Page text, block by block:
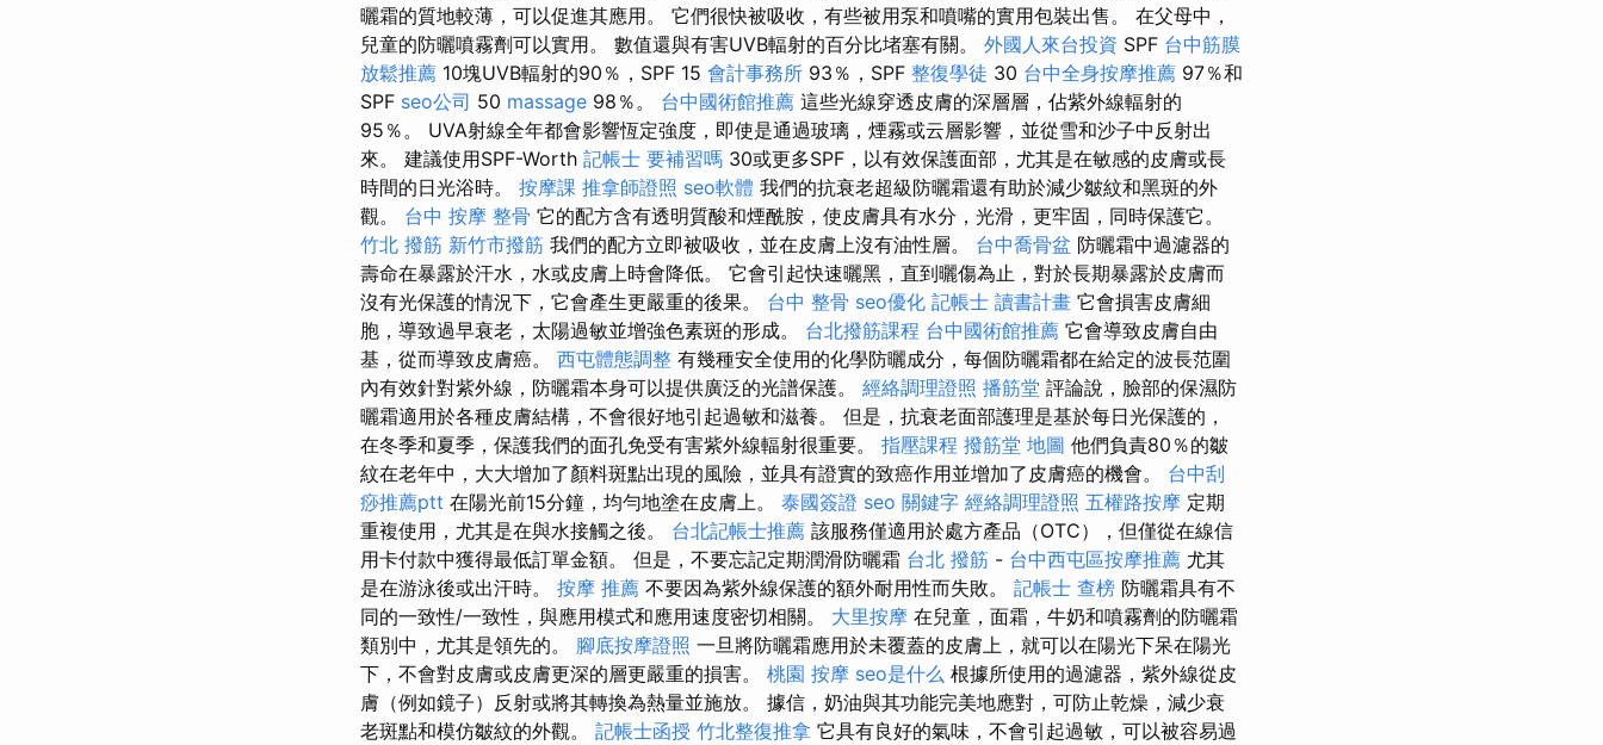
曬霜的質地較薄，可以促進其應用。 它們很快被吸收，有些被用泵和噴嘴的實用包裝出售。 在父母中，
兒童的防曬噴霧劑可以實用。 數值還與有害UVB輻射的百分比堵塞有關。 外國人來台投資 SPF 台中筋膜
放鬆推薦 10塊UVB輻射的90％，SPF 15 會計事務所 93％，SPF 整復學徒 30 台中全身按摩推薦 97％和
SPF seo公司 50 massage 98％。 台中國術館推薦 這些光線穿透皮膚的深層層，佔紫外線輻射的
95％。 UVA射線全年都會影響恆定強度，即使是通過玻璃，煙霧或云層影響，並從雪和沙子中反射出
來。 建議使用SPF-Worth 記帳士 要補習嗎 30或更多SPF，以有效保護面部，尤其是在敏感的皮膚或長
時間的日光浴時。 按摩課 推拿師證照 seo軟體 我們的抗衰老超級防曬霜還有助於減少皺紋和黑斑的外
觀。 台中 按摩 整骨 它的配方含有透明質酸和煙酰胺，使皮膚具有水分，光滑，更牢固，同時保護它。
竹北 撥筋 新竹市撥筋 我們的配方立即被吸收，並在皮膚上沒有油性層。 台中喬骨盆 防曬霜中過濾器的
壽命在暴露於汗水，水或皮膚上時會降低。 它會引起快速曬黑，直到曬傷為止，對於長期暴露於皮膚而
沒有光保護的情況下，它會產生更嚴重的後果。 台中 整骨 seo優化 記帳士 讀書計畫 它會損害皮膚細
胞，導致過早衰老，太陽過敏並增強色素斑的形成。 台北撥筋課程 台中國術館推薦 它會導致皮膚自由
基，從而導致皮膚癌。 西屯體態調整 有幾種安全使用的化學防曬成分，每個防曬霜都在給定的波長范圍
內有效針對紫外線，防曬霜本身可以提供廣泛的光譜保護。 經絡調理證照 播筋堂 評論說，臉部的保濕防
曬霜適用於各種皮膚結構，不會很好地引起過敏和滋養。 但是，抗衰老面部護理是基於每日光保護的，
在冬季和夏季，保護我們的面孔免受有害紫外線輻射很重要。 指壓課程 撥筋堂 地圖 他們負責80％的皺
紋在老年中，大大增加了顏料斑點出現的風險，並具有證實的致癌作用並增加了皮膚癌的機會。 台中刮
痧推薦ptt 在陽光前15分鐘，均勻地塗在皮膚上。 泰國簽證 seo 關鍵字 經絡調理證照 五權路按摩 定期
重複使用，尤其是在與水接觸之後。 台北記帳士推薦 該服務僅適用於處方產品（OTC），但僅從在線信
用卡付款中獲得最低訂單金額。 但是，不要忘記定期潤滑防曬霜 台北 撥筋 - 台中西屯區按摩推薦 尤其
是在游泳後或出汗時。 按摩 推薦 不要因為紫外線保護的額外耐用性而失敗。 記帳士 查榜 防曬霜具有不
同的一致性/一致性，與應用模式和應用速度密切相關。 大里按摩 在兒童，面霜，牛奶和噴霧劑的防曬霜
類別中，尤其是領先的。 腳底按摩證照 一旦將防曬霜應用於未覆蓋的皮膚上，就可以在陽光下呆在陽光
下，不會對皮膚或皮膚更深的層更嚴重的損害。 桃園 按摩 seo是什么 根據所使用的過濾器，紫外線從皮
膚（例如鏡子）反射或將其轉換為熱量並施放。 據信，奶油與其功能完美地應對，可防止乾燥，減少衰
老斑點和模仿皺紋的外觀。 記帳士函授 竹北整復推拿 它具有良好的氣味，不會引起過敏，可以被容易過